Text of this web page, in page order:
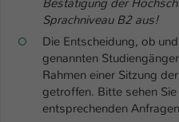
Sprachniveau B2 aus!
Die Entscheidung, ob
genannten
Rahmen einer Sitzung
getroffen. Bitte sehen
entsprechenden
Laufzeit 1 Woche
Zweck
Dieses
Cookie von
eines
kann der